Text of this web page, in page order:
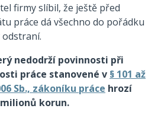
firmy slíbil, že ještě před
práce dá všechno do pořádku
nedodrží povinnosti při
práce stanovené v § 101 až
Sb., zákoníku práce hrozí
korun.